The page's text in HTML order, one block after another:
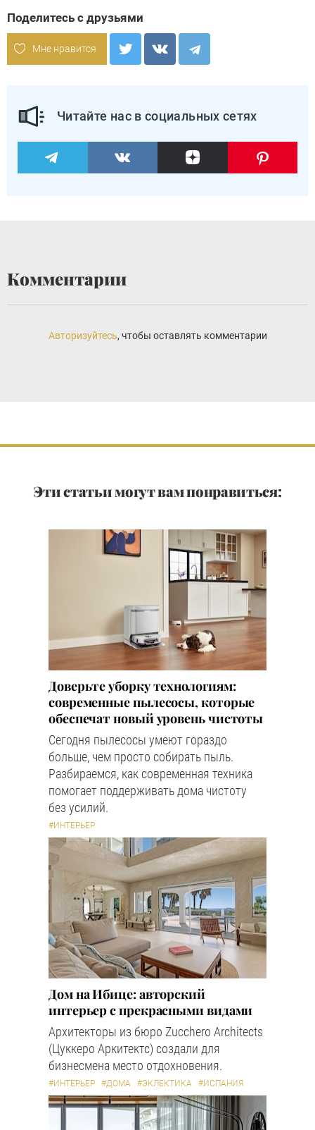
Поделитесь с друзьями
Мне нравится
Читайте нас в социальных сетях
Комментарии
Авторизуйтесь, чтобы оставлять комментарии
Эти статьи могут вам понравиться:
Доверьте уборку технологиям:
современные пылесосы, которые
обеспечат новый уровень чистоты
Сегодня пылесосы умеют гораздо
больше, чем просто собирать пыль.
Разбираемся, как современная техника
помогает поддерживать дома чистоту
без усилий.
#ИНТЕРЬЕР
Дом на Ибице: авторский
интерьер с прекрасными видами
Архитекторы из бюро Zucchero Architects
(Цуккеро Аркитектс) создали для
бизнесмена место отдохновения.
#ИНТЕРЬЕР #ДОМА #ЭКЛЕКТИКА #ИСПАНИЯ